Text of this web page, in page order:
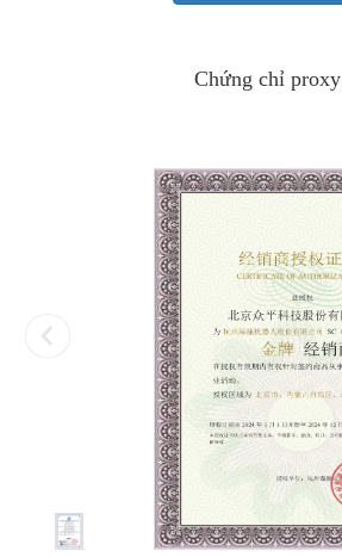
Chứng chỉ proxy